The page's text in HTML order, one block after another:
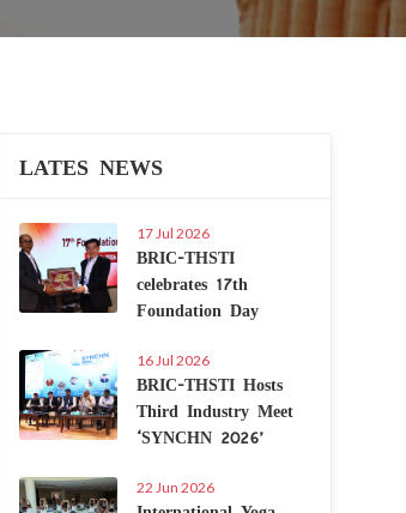
LATES NEWS
17 Jul 2026
BRIC-THSTI
celebrates 17th
Foundation Day
16 Jul 2026
BRIC-THSTI Hosts
Third Industry Meet
‘SYNCHN 2026’
22 Jun 2026